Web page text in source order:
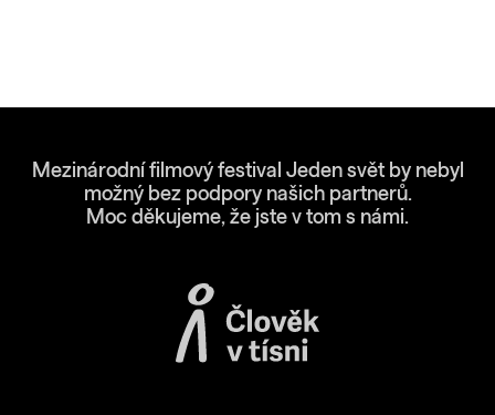
Mezinárodní filmový festival Jeden svět by nebyl
možný bez podpory našich partnerů.
Moc děkujeme, že jste v tom s námi.